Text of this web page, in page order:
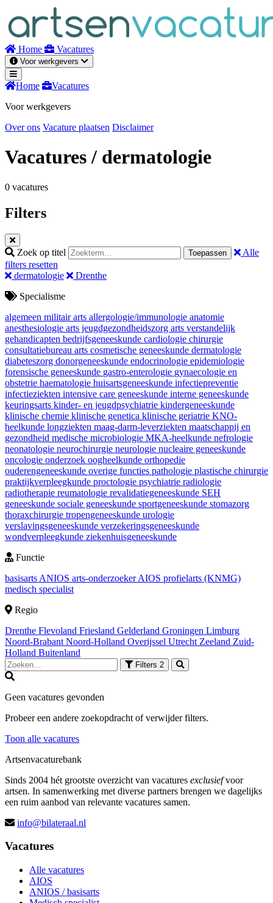
inhoud
Home Vacatures
Voor werkgevers
Home
Vacatures
Voor werkgevers
Over ons Vacature plaatsen Disclaimer
Vacatures/ dermatologie
0 vacatures
Filters
Zoek op titel Toepassen
Alle
filters resetten
dermatologie
Drenthe
Specialisme
algemeen militair arts allergologie/immunologie anatomie
anesthesiologie arts jeugdgezondheidszorg arts verstandelijk
gehandicapten bedrijfsgeneeskunde cardiologie chirurgie
consultatiebureau arts cosmetische geneeskunde dermatologie
diabeteszorg donorgeneeskunde endocrinologie epidemiologie
forensische geneeskunde gastro-enterologie gynaecologie en
obstetrie haematologie huisartsgeneeskunde infectiepreventie
infectieziekten intensive care geneeskunde interne geneeskunde
keuringsarts kinder- en jeugdpsychiatrie kindergeneeskunde
klinische chemie klinische genetica klinische geriatrie KNO-
heelkunde longziekten maag-darm-leverziekten maatschappij en
gezondheid medische microbiologie MKA-heelkunde nefrologie
neonatologie neurochirurgie neurologie nucleaire geneeskunde
oncologie onderzoek oogheelkunde orthopedie
ouderengeneeskunde overige functies pathologie plastische chirurgie
praktijkverpleegkunde proctologie psychiatrie radiologie
radiotherapie reumatologie revalidatiegeneeskunde SEH
geneeskunde sociale geneeskunde sportgeneeskunde stomazorg
thoraxchirurgie tropengeneeskunde urologie
verslavingsgeneeskunde verzekeringsgeneeskunde
wondverpleegkunde ziekenhuisgeneeskunde
Functie
basisarts ANIOS arts-onderzoekerAIOS profielarts (KNMG)
medisch specialist
Regio
Drenthe Flevoland Friesland Gelderland Groningen Limburg
Noord-Brabant Noord-Holland Overijssel Utrecht Zeeland Zuid-
Holland Buitenland
Filters 2
Geen vacatures gevonden
Probeer een andere zoekopdracht of verwijder filters.
Toon alle vacatures
Artsenvacaturebank
Sinds 2004 hét grootste overzicht van vacatures exclusiefvoor
artsen. In samenwerking met diverse partners brengen we dagelijks
een ruim aanbod van relevante vacatures samen.
info@bilateraal.nl
Vacatures
Alle vacatures
AIOS
ANIOS / basisarts